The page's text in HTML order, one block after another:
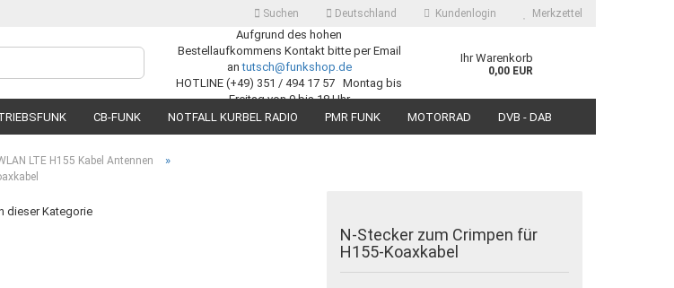
Suchen Deutschland
Lieferland
Kundenlogin Merkzettel
Aufgrund des hohen
Bestellaufkommens Kontakt bitte per Email
antutsch@funkshop.de
HOTLINE (+49) 351 / 494 17 57 Montag bis
Freitag von 9 bis 18 Uhr
Ihr Warenkorb
0,00 EUR
CB-FUNK NOTFALL KURBEL RADIO PMR FUNK MOTORRAD DVB - DAB
LTE H155 Kabel Antennen »
dieser Kategorie
N-Stecker zum Crimpen für
H155-Koaxkabel